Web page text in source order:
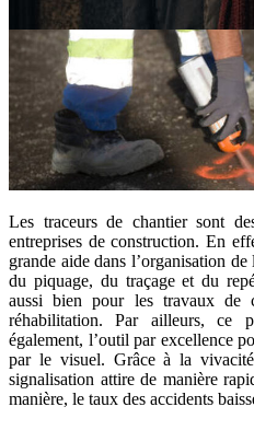
Les traceurs de chantier sont
entreprises de construction. En
grande aide dans l’organisation
du piquage, du traçage et du
aussi bien pour les travaux de
réhabilitation. Par ailleurs, ce
également, l’outil par excellence
par le visuel. Grâce à la
signalisation attire de manière
manière, le taux des accidents